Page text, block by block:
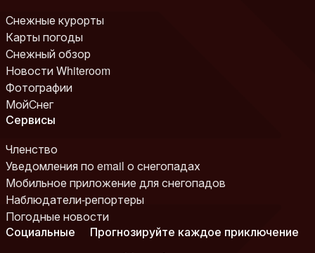
Снежные курорты
Карты погоды
Снежный обзор
Новости Whiteroom
Фотографии
МойСнег
Сервисы
Членство
Уведомления по email о снегопадах
Мобильное приложение для снегопадов
Наблюдатели-репортеры
Погодные новости
Социальные
Прогнозируйте каждое приключение